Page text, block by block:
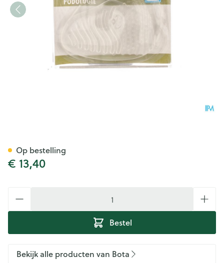
€ 13,40
Bestel
Op bestelling
Bekijk alle producten van Bota